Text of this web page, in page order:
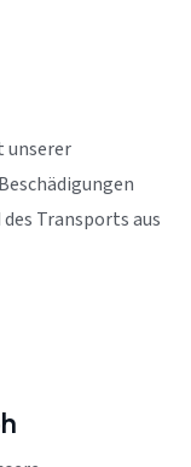
unserer
Transports aus